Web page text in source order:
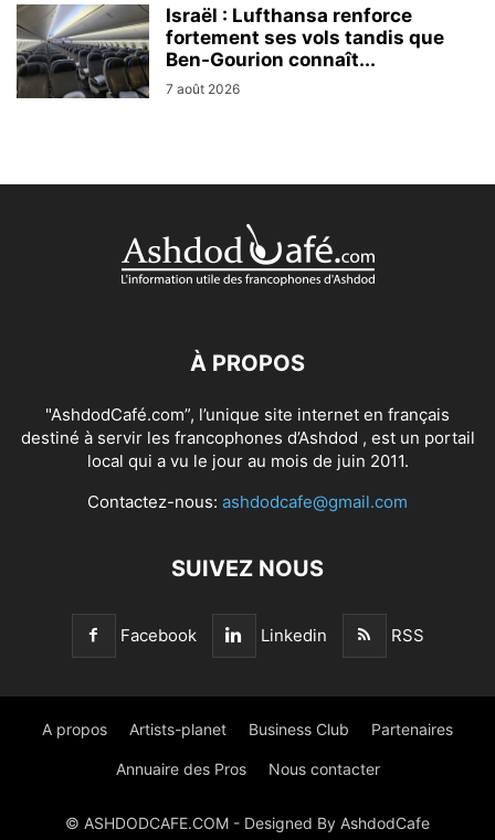
Israël : Lufthansa renforce
fortement ses vols tandis que
Ben-Gourion connaît...
7 août 2026
À PROPOS
"AshdodCafé.com”, l’unique site internet en français
destiné à servir les francophones d’Ashdod , est un portail
local qui a vu le jour au mois de juin 2011.
Contactez-nous: ashdodcafe@gmail.com
SUIVEZ NOUS
Facebook Linkedin RSS
A propos Artists-planet Business Club Partenaires
Annuaire des Pros Nous contacter
© ASHDODCAFE.COM - Designed By AshdodCafe